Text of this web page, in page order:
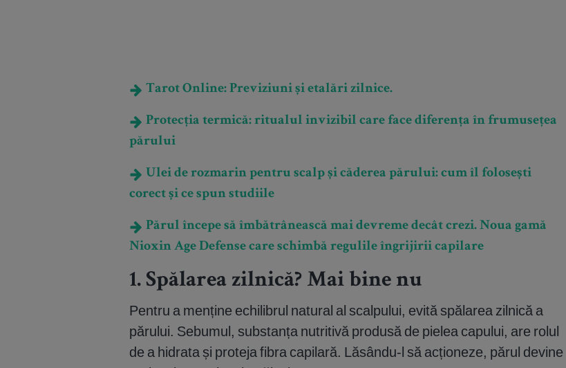
Tarot Online: Previziuni și etalări zilnice.
Protecția termică: ritualul invizibil care face diferența în frumusețea
părului
Ulei de rozmarin pentru scalp și căderea părului: cum îl folosești
corect și ce spun studiile
Părul începe să îmbătrânească mai devreme decât crezi. Noua gamă
Nioxin Age Defense care schimbă regulile îngrijirii capilare
1. Spălarea zilnică? Mai bine nu
Pentru a menține echilibrul natural al scalpului, evită spălarea zilnică a
părului. Sebumul, substanța nutritivă produsă de pielea capului, are rolul
de a hidrata și proteja fibra capilară. Lăsându-l să acționeze, părul devine